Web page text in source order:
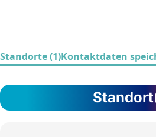
Standorte (1)Kontaktdaten